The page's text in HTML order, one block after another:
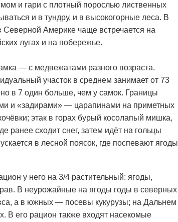
и гари с плотный порослью лиственных
и в тундру, и в высокогорные леса. В
Северной Америке чаще встречается на
лугах и на побережье.
— с медвежатами разного возраста.
участок в среднем занимает от 73
в 7 один больше, чем у самок. Границы
и «задирами» — царапинами на приметных
этак в горах бурый косолапый мишка,
ранее сходит снег, затем идёт на гольцы
в лесной поясок, где поспевают ягоды
у него на 3/4 растительный: ягоды,
В неурожайные на ягоды годы в северных
а в южных — посевы кукурузы; на Дальнем
В его рацион также входят насекомые